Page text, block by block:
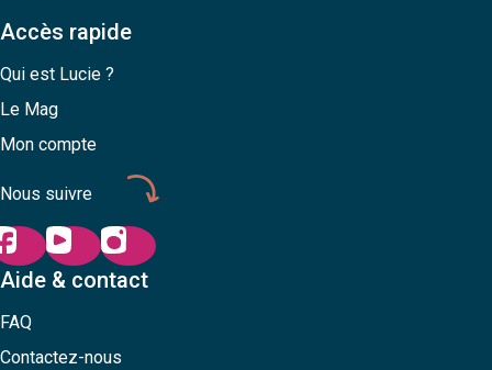
Accès rapide
Qui est Lucie ?
Le Mag
Mon compte
Nous suivre
Aide & contact
FAQ
Contactez-nous